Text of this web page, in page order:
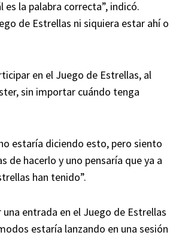
es la palabra correcta”, indicó.
de Estrellas ni siquiera estar ahí o
en el Juego de Estrellas, al
sin importar cuándo tenga
estaría diciendo esto, pero siento
de hacerlo y uno pensaría que ya a
han tenido”.
entrada en el Juego de Estrellas
estaría lanzando en una sesión